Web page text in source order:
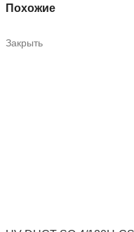
Похожие
Закрыть